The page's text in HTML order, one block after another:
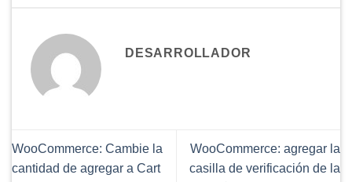
DESARROLLADOR
WooCommerce: Cambie la
cantidad de agregar a Cart
WooCommerce: agregar la
casilla de verificación de la